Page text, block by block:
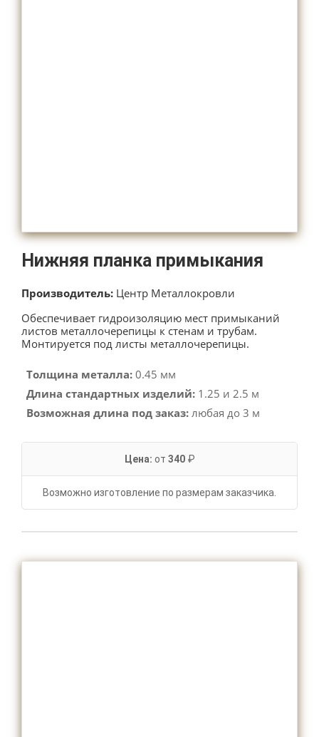
Нижняя планка примыкания
Производитель: Центр Металлокровли
Обеспечивает гидроизоляцию мест примыканий
листов металлочерепицы к стенам и трубам.
Монтируется под листы металлочерепицы.
Толщина металла: 0.45 мм
Длина стандартных изделий: 1.25 и 2.5 м
Возможная длина под заказ: любая до 3 м
Цена: от 340₽
Возможно изготовление по размерам заказчика.